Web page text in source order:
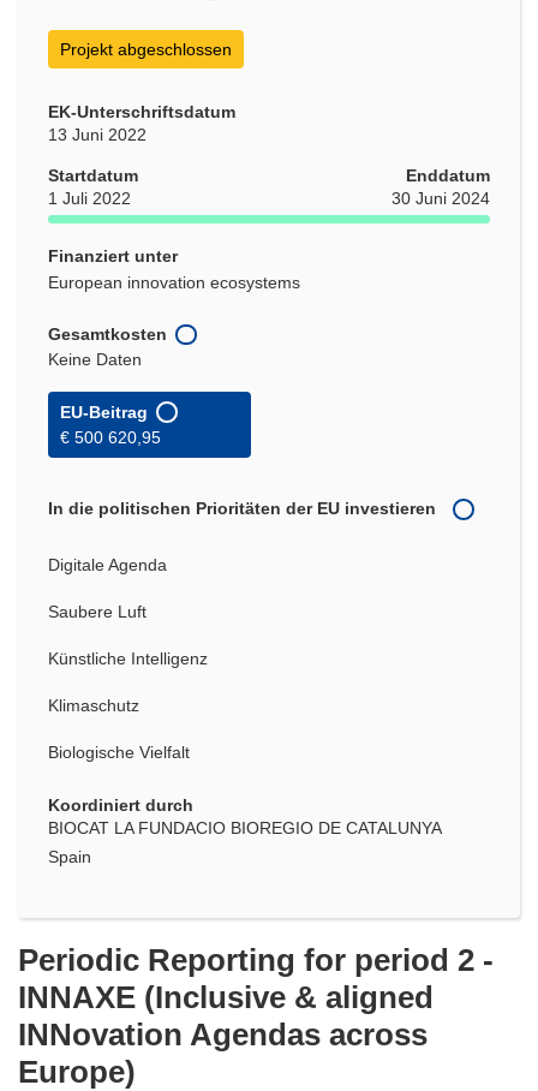
Projekt abgeschlossen
EK-Unterschriftsdatum
13 Juni 2022
Startdatum
1 Juli 2022
Enddatum
30 Juni 2024
Finanziert unter
European innovation ecosystems
Gesamtkosten
Keine Daten
EU-Beitrag
€ 500 620,95
In die politischen Prioritäten der EU investieren
Digitale Agenda
Saubere Luft
Künstliche Intelligenz
Klimaschutz
Biologische Vielfalt
Koordiniert durch
BIOCAT LA FUNDACIO BIOREGIO DE CATALUNYA
Spain
Periodic Reporting for period 2 -
INNAXE (Inclusive & aligned
INNovation Agendas across
Europe)